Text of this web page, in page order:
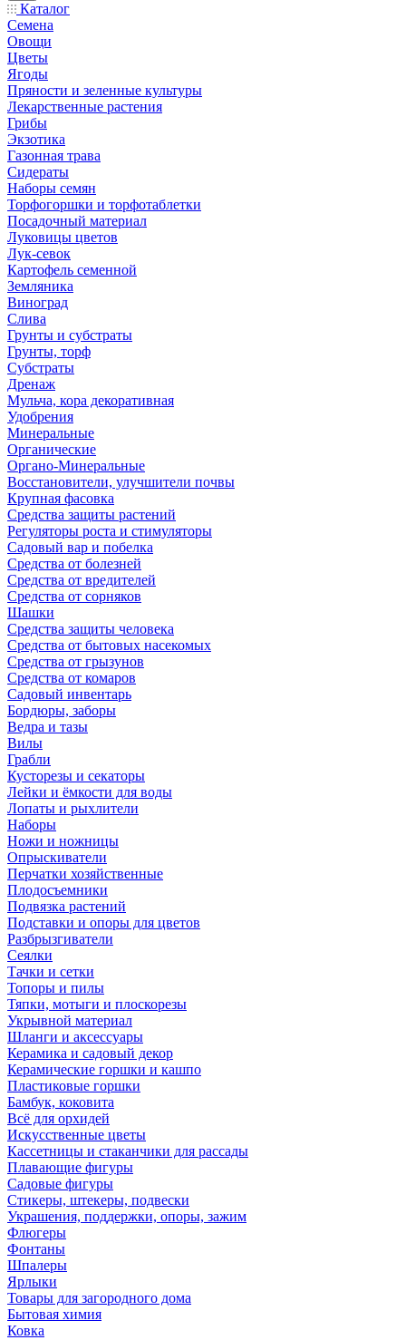
Каталог
Семена
Овощи
Цветы
Ягоды
Пряности и зеленные культуры
Лекарственные растения
Грибы
Экзотика
Газонная трава
Сидераты
Наборы семян
Торфогоршки и торфотаблетки
Посадочный материал
Луковицы цветов
Лук-севок
Картофель семенной
Земляника
Виноград
Слива
Грунты и субстраты
Грунты, торф
Субстраты
Дренаж
Мульча, кора декоративная
Удобрения
Минеральные
Органические
Органо-Минеральные
Восстановители, улучшители почвы
Крупная фасовка
Средства защиты растений
Регуляторы роста и стимуляторы
Садовый вар и побелка
Средства от болезней
Средства от вредителей
Средства от сорняков
Шашки
Средства защиты человека
Средства от бытовых насекомых
Средства от грызунов
Средства от комаров
Садовый инвентарь
Бордюры, заборы
Ведра и тазы
Вилы
Грабли
Кусторезы и секаторы
Лейки и ёмкости для воды
Лопаты и рыхлители
Наборы
Ножи и ножницы
Опрыскиватели
Перчатки хозяйственные
Плодосъемники
Подвязка растений
Подставки и опоры для цветов
Разбрызгиватели
Сеялки
Тачки и сетки
Топоры и пилы
Тяпки, мотыги и плоскорезы
Укрывной материал
Шланги и аксессуары
Керамика и садовый декор
Керамические горшки и кашпо
Пластиковые горшки
Бамбук, коковита
Всё для орхидей
Искусственные цветы
Кассетницы и стаканчики для рассады
Плавающие фигуры
Садовые фигуры
Стикеры, штекеры, подвески
Украшения, поддержки, опоры, зажим
Флюгеры
Фонтаны
Шпалеры
Ярлыки
Товары для загородного дома
Бытовая химия
Ковка